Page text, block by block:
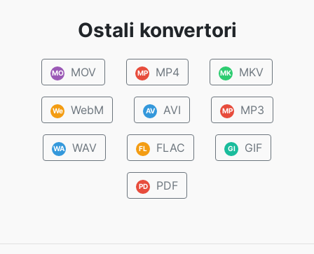
Ostali konvertori
MO MOV MP MP4 MK MKV
We WebM AV AVI MP MP3
WA WAV FL FLAC GI GIF
PD PDF